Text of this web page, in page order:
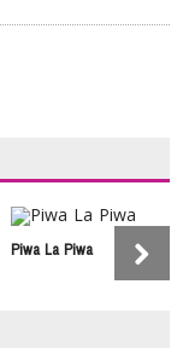
Piwa La Piwa